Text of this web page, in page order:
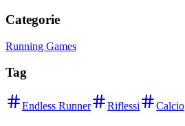
Categorie
Running Games
Tag
Endless Runner Riflessi Calcio